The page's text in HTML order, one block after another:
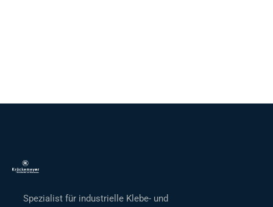
Spezialist für industrielle Klebe- und